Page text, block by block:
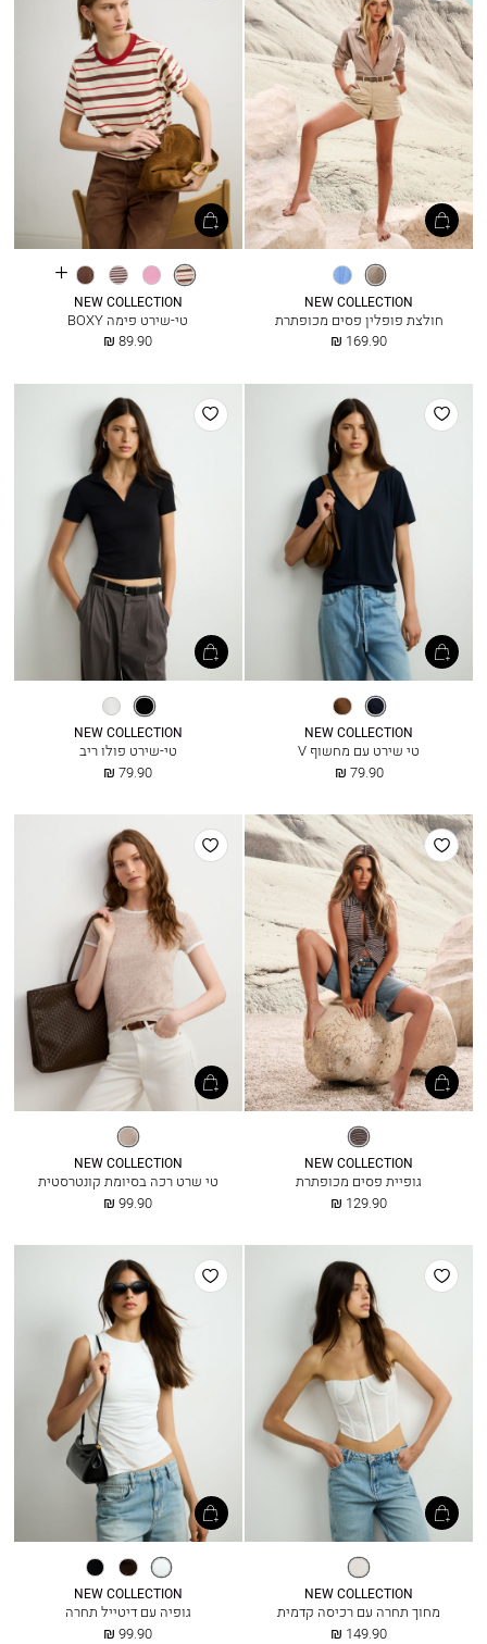
פסים
חומים
אופוויט
NEW COLLECTION
חולצת פופלין פסים מכופתרת
החל
169.90 ₪
פסים ורוד בורדו
פסים
חום
קקאו
See
more
NEW COLLECTION
טי-שירט פימה BOXY
החל
89.90 ₪
הוסף
למועדפים
נייבי חום
קקאו
NEW COLLECTION
טי שירט עם מחשוף V
החל
79.90 ₪
הוסף
למועדפים
שחור אופוויט
NEW COLLECTION
טי-שירט פולו ריב
החל
79.90 ₪
הוסף
למועדפים
פסים
NEW COLLECTION
גופיית פסים מכופתרת
החל
129.90 ₪
הוסף
למועדפים
בז’
מלאנז’
NEW COLLECTION
טי שרט רכה בסיומת קונטרסטית
החל
99.90 ₪
הוסף
למועדפים
אופוויט
NEW COLLECTION
מחוך תחרה עם רכיסה קדמית
החל
149.90 ₪
הוסף
למועדפים
אופוויטחום
כהה
שחור
NEW COLLECTION
גופיה עם דיטייל תחרה
החל
99.90 ₪